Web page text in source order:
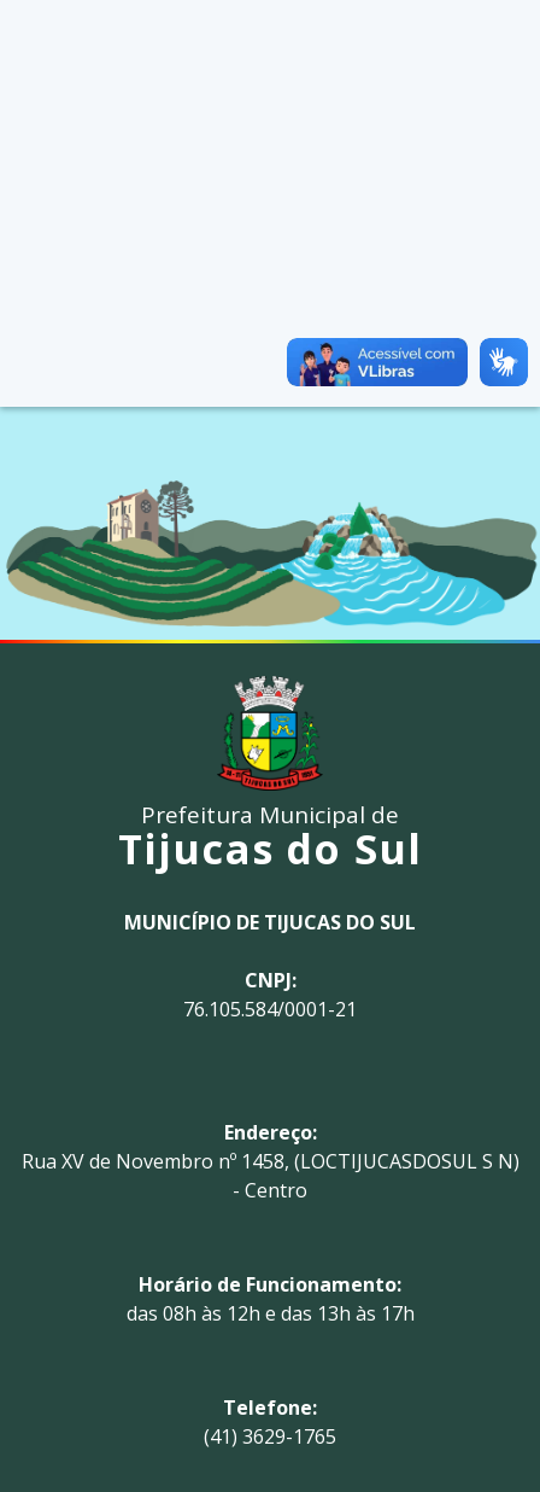
Prefeitura Municipal de
Tijucas do Sul
MUNICÍPIO DE TIJUCAS DO SUL
CNPJ:
76.105.584/0001-21
Endereço:
Rua XV de Novembro nº 1458, (LOCTIJUCASDOSUL S N)
- Centro
Horário de Funcionamento:
das 08h às 12h e das 13h às 17h
Telefone:
(41) 3629-1765